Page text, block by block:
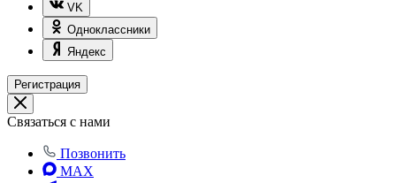
VK
Одноклассники
Яндекс
Регистрация
Связаться с нами
Позвонить
MAX